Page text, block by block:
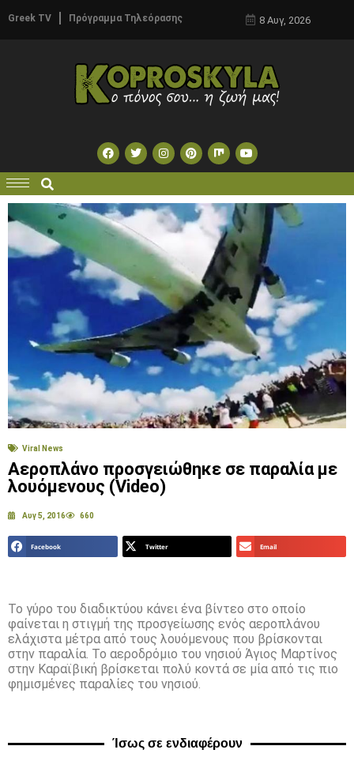
Greek TV Πρόγραμμα Τηλεόρασης 8 Αυγ, 2026
Viral News
Αεροπλάνο προσγειώθηκε σε παραλία με
λουόμενους (Video)
Αυγ 5, 2016 660
Facebook Twitter Email
Το γύρο του διαδικτύου κάνει ένα βίντεο στο οποίο
φαίνεται η στιγμή της προσγείωσης ενός αεροπλάνου
ελάχιστα μέτρα από τους λουόμενους που βρίσκονται
στην παραλία. Το αεροδρόμιο του νησιού Άγιος Μαρτίνος
στην Καραϊβική βρίσκεται πολύ κοντά σε μία από τις πιο
φημισμένες παραλίες του νησιού.
Ίσως σε ενδιαφέρουν